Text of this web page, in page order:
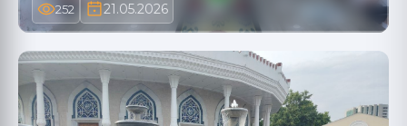
252 21.05.2026